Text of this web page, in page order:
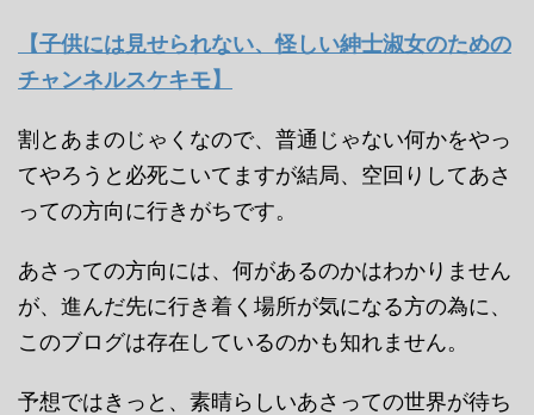
【子供には見せられない、怪しい紳士淑女のための
チャンネルスケキモ】
割とあまのじゃくなので、普通じゃない何かをやっ
てやろうと必死こいてますが結局、空回りしてあさ
っての方向に行きがちです。
あさっての方向には、何があるのかはわかりません
が、進んだ先に行き着く場所が気になる方の為に、
このブログは存在しているのかも知れません。
予想ではきっと、素晴らしいあさっての世界が待ち